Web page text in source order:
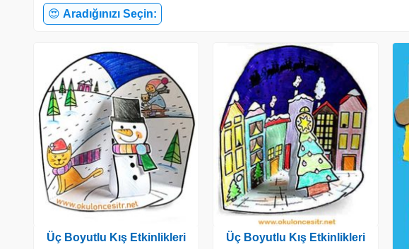
😍 Aradığınızı Seçin:
Üç Boyutlu Kış Etkinlikleri
Üç Boyutlu Kış Etkinlikleri